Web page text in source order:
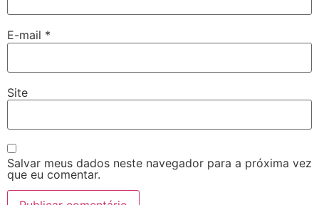
E-mail *
Site
Salvar meus dados neste navegador para a próxima vez
que eu comentar.